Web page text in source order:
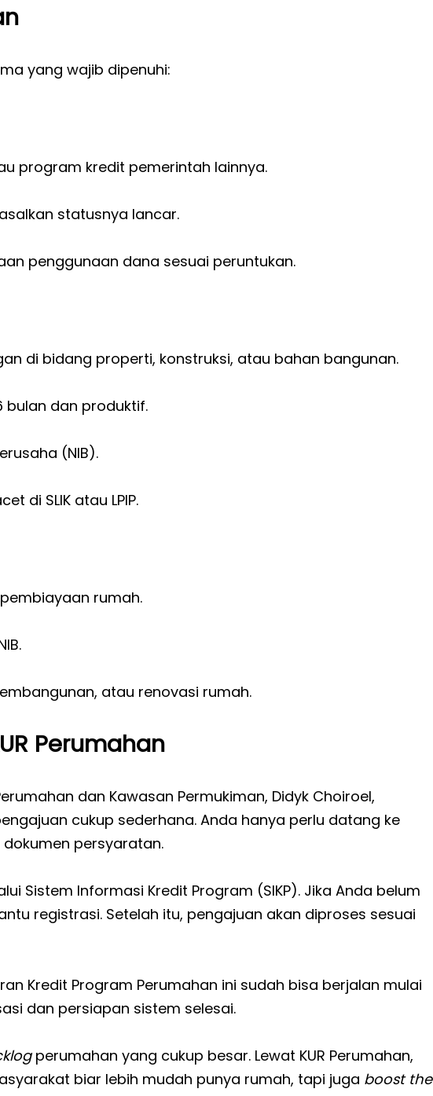
yang wajib dipenuhi:
program kredit pemerintah lainnya.
statusnya lancar.
penggunaan dana sesuai peruntukan.
di bidang properti, konstruksi, atau bahan bangunan.
bulan dan produktif.
(NIB).
di SLIK atau LPIP.
rumah.
atau renovasi rumah.
Perumahan
dan Kawasan Permukiman, Didyk Choiroel,
cukup sederhana. Anda hanya perlu datang ke
persyaratan.
Sistem Informasi Kredit Program (SIKP). Jika Anda belum
registrasi. Setelah itu, pengajuan akan diproses sesuai
Kredit Program Perumahan ini sudah bisa berjalan mulai
dan persiapan sistem selesai.
perumahan yang cukup besar. Lewat KUR Perumahan,
biar lebih mudah punya rumah, tapi juga boost the